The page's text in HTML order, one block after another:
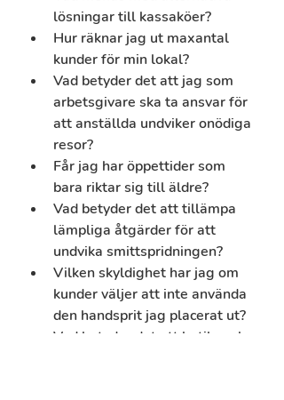
lösningar till kassaköer?
Hur räknar jag ut maxantal
kunder för min lokal?
Vad betyder det att jag som
arbetsgivare ska ta ansvar för
att anställda undviker onödiga
resor?
Får jag har öppettider som
bara riktar sig till äldre?
Vad betyder det att tillämpa
lämpliga åtgärder för att
undvika smittspridningen?
Vilken skyldighet har jag om
kunder väljer att inte använda
den handsprit jag placerat ut?
Vad betyder det att butiker ska